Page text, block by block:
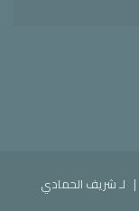
لـ شريف الحمادي